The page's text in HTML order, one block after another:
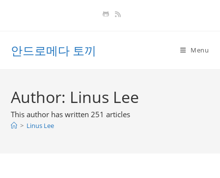
안드로메다 토끼 Menu
Author: Linus Lee
This author has written 251 articles
> Linus Lee